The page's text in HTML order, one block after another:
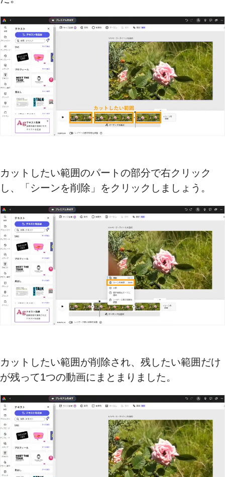
カットしたい範囲のパートの部分で右クリック
し、「シーンを削除」をクリックしましょう。
カットしたい範囲が削除され、残したい範囲だけ
が残って1つの動画にまとまりました。